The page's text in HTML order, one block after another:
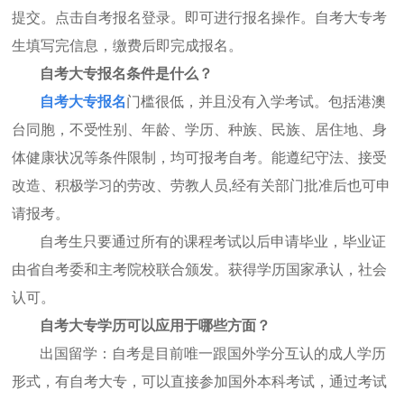
提交。点击自考报名登录。即可进行报名操作。自考大专考
生填写完信息，缴费后即完成报名。
自考大专报名条件是什么？
自考大专报名门槛很低，并且没有入学考试。包括港澳
台同胞，不受性别、年龄、学历、种族、民族、居住地、身
体健康状况等条件限制，均可报考自考。能遵纪守法、接受
改造、积极学习的劳改、劳教人员,经有关部门批准后也可申
请报考。
自考生只要通过所有的课程考试以后申请毕业，毕业证
由省自考委和主考院校联合颁发。获得学历国家承认，社会
认可。
自考大专学历可以应用于哪些方面？
出国留学：自考是目前唯一跟国外学分互认的成人学历
形式，有自考大专，可以直接参加国外本科考试，通过考试